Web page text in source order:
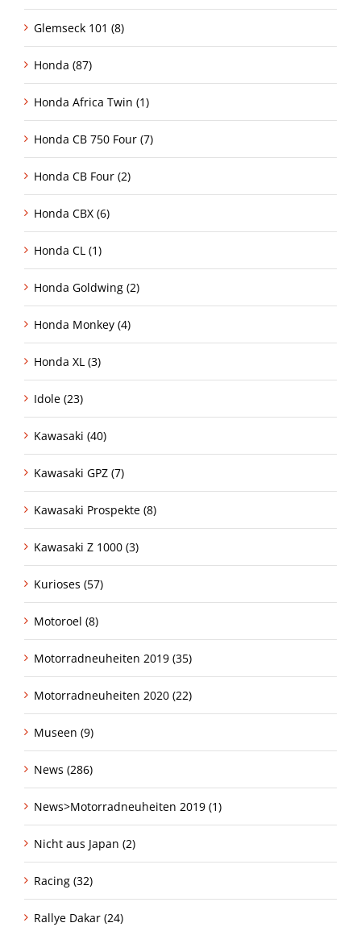
Glemseck 101 (8)
Honda (87)
Honda Africa Twin (1)
Honda CB 750 Four (7)
Honda CB Four (2)
Honda CBX (6)
Honda CL (1)
Honda Goldwing (2)
Honda Monkey (4)
Honda XL (3)
Idole (23)
Kawasaki (40)
Kawasaki GPZ (7)
Kawasaki Prospekte (8)
Kawasaki Z 1000 (3)
Kurioses (57)
Motoroel (8)
Motorradneuheiten 2019 (35)
Motorradneuheiten 2020 (22)
Museen (9)
News (286)
News>Motorradneuheiten 2019 (1)
Nicht aus Japan (2)
Racing (32)
Rallye Dakar (24)